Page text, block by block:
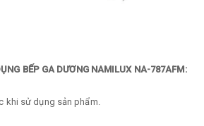
BẾP GA DƯƠNG NAMILUX NA-787AFM:
khi sử dụng sản phẩm.